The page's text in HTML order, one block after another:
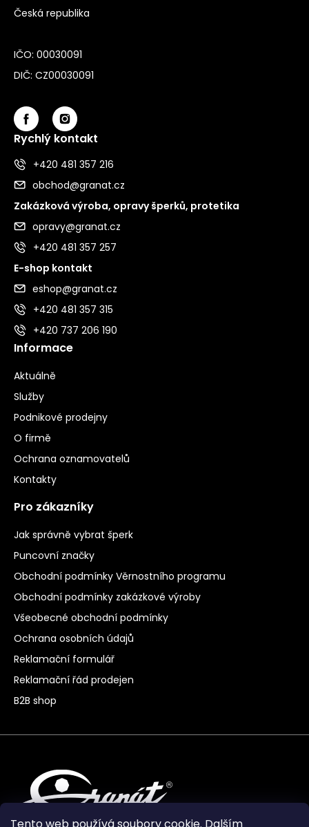
Česká republika
IČO: 00030091
DIČ: CZ00030091
Rychlý kontakt
+420 481 357 216
obchod@granat.cz
Zakázková výroba, opravy šperků, protetika
opravy@granat.cz
+420 481 357 257
E-shop kontakt
eshop@granat.cz
+420 481 357 315
+420 737 206 190
Informace
Aktuálně
Služby
Podnikové prodejny
O firmě
Ochrana oznamovatelů
Kontakty
Pro zákazníky
Jak správně vybrat šperk
Puncovní značky
Obchodní podmínky Věrnostního programu
Obchodní podmínky zakázkové výroby
Všeobecné obchodní podmínky
Ochrana osobních údajů
Reklamační formulář
Reklamační řád prodejen
B2B shop